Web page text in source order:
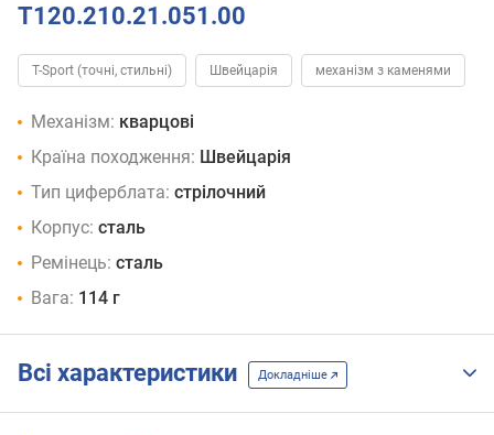
T120.210.21.051.00
T-Sport (точні, стильні) Швейцарія механізм з каменями
Механізм: кварцові
Країна походження: Швейцарія
Тип циферблата: стрілочний
Корпус: сталь
Ремінець: сталь
Вага: 114 г
Всі характеристики Докладніше